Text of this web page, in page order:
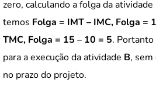
zero, calculando a folga da atividade
temos Folga = IMT – IMC, Folga =
TMC, Folga = 15 – 10 = 5.
para a execução da atividade B,
no prazo do projeto.